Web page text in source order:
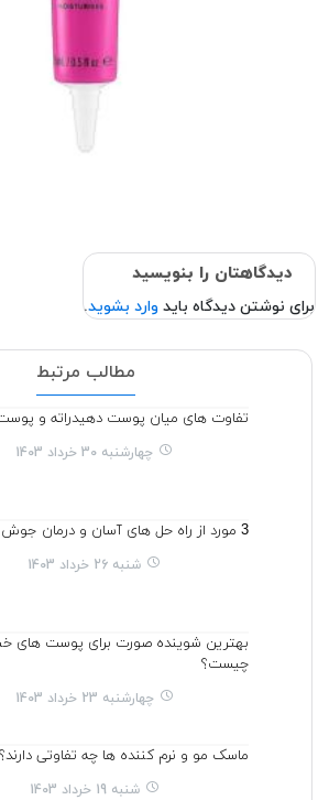
دیدگاهتان را بنویسید
برای نوشتن دیدگاه باید وارد بشوید.
مطالب مرتبط
تفاوت های میان پوست دهیدراته و
چهارشنبه 30 خرداد 1403
3 مورد از راه حل های آسان و درمان جوش سرسیاه
شنبه 26 خرداد 1403
بهترین شوینده صورت برای پوست های
چیست؟
چهارشنبه 23 خرداد 1403
ماسک مو و نرم کننده ها چه تفاوتی دارند؟
شنبه 19 خرداد 1403